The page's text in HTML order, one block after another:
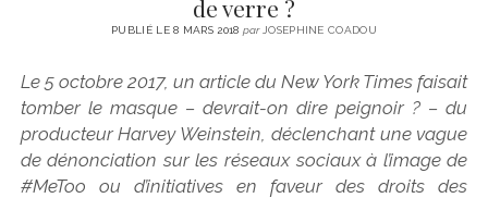
de verre ?
PUBLIÉ LE 8 MARS 2018 parJOSEPHINE COADOU
Le 5 octobre 2017, un article du New York Times faisait
tomber le masque – devrait-on dire peignoir ? – du
producteur Harvey Weinstein, déclenchant une vague
de dénonciation sur les réseaux sociaux à l’image de
#MeToo ou d’initiatives en faveur des droits des